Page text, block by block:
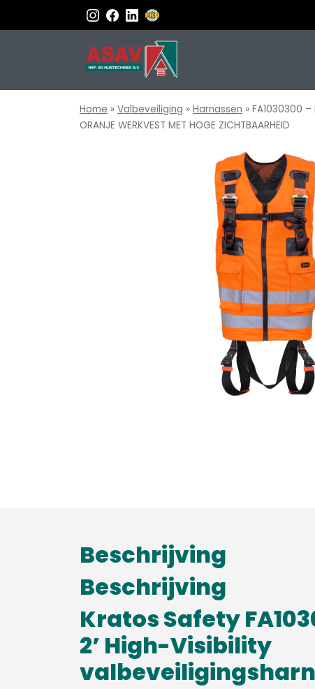
Home » Valbeveiliging » Harnassen » FA1030300 –
ORANJE WERKVEST MET HOGE ZICHTBAARHEID
Beschrijving
Beschrijving
Kratos Safety
2’ High-Visibility